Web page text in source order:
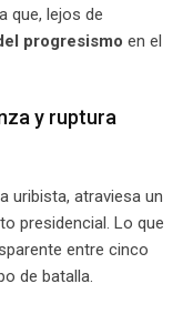
que, lejos de
progresismo en el
y ruptura
uribista, atraviesa un
presidencial. Lo que
entre cinco
de batalla.